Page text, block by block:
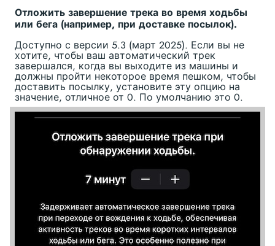
Отложить завершение трека во время ходьбы
или бега (например, при доставке посылок).
Доступно с версии 5.3 (март 2025). Если вы не
хотите, чтобы ваш автоматический трек
завершался, когда вы выходите из машины и
должны пройти некоторое время пешком, чтобы
доставить посылку, установите эту опцию на
значение, отличное от 0. По умолчанию это 0.